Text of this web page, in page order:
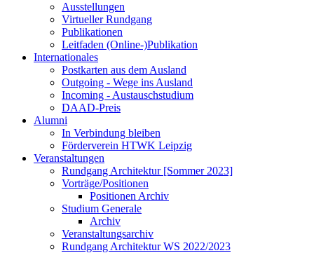
Ausstellungen
Virtueller Rundgang
Publikationen
Leitfaden (Online-)Publikation
Internationales
Postkarten aus dem Ausland
Outgoing - Wege ins Ausland
Incoming - Austauschstudium
DAAD-Preis
Alumni
In Verbindung bleiben
Förderverein HTWK Leipzig
Veranstaltungen
Rundgang Architektur [Sommer 2023]
Vorträge/Positionen
Positionen Archiv
Studium Generale
Archiv
Veranstaltungsarchiv
Rundgang Architektur WS 2022/2023